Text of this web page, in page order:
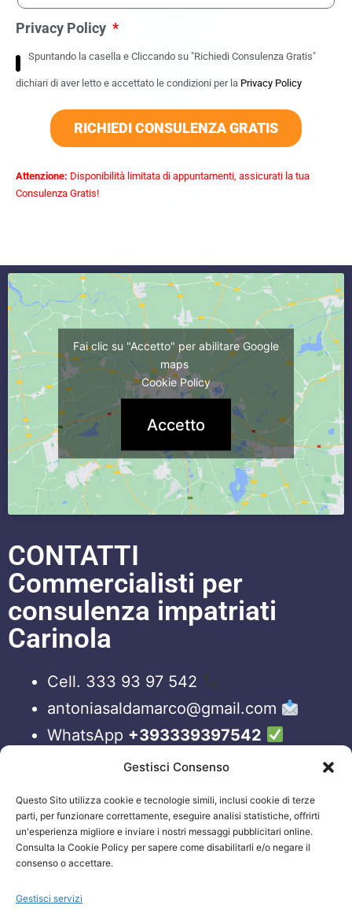
Gestisci Consenso
Questo Sito utilizza cookie e tecnologie simili, inclusi cookie di terze
parti, per funzionare correttamente, eseguire analisi statistiche, offrirti
un'esperienza migliore e inviare i nostri messaggi pubblicitari online.
Consulta la Cookie Policy per sapere come disabilitarli e/o negare il
consenso o accettare.
Gestisci servizi
Privacy Policy
Spuntando la casella e Cliccando su "Richiedi Consulenza Gratis"
dichiari di aver letto e accettato le condizioni per la Privacy Policy
RICHIEDI CONSULENZA GRATIS
Attenzione: Disponibilità limitata di appuntamenti, assicurati la tua
Consulenza Gratis!
Fai clic su "Accetto" per abilitare Google
maps
Cookie Policy
Accetto
CONTATTI
Commercialisti per
consulenza impatriati
Carinola
Cell. 333 93 97 542
antoniasaldamarco@gmail.com
WhatsApp +393339397542
ORARI APERTURA UFFICI
Lun-Ven 09:00 – 19:00
Siamo sempre attivi e online sui nostri social.
Non esiti a contattarci, anche fuori gli orari